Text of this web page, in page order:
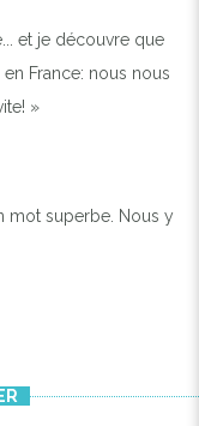
et je découvre que
France: nous nous
»
mot superbe. Nous y